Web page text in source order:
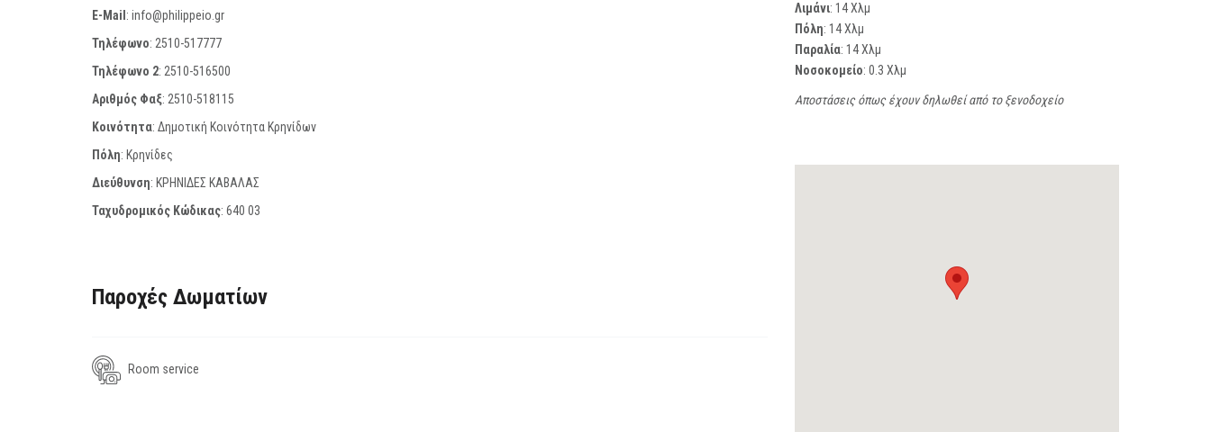
E-Mail : info@philippeio.gr
Τηλέφωνο: 2510-517777
Τηλέφωνο 2: 2510-516500
Αριθμός Φαξ: 2510-518115
Κοινότητα: Δημοτική Κοινότητα Κρηνίδων
Πόλη: Κρηνίδες
Διεύθυνση: ΚΡΗΝΙΔΕΣ ΚΑΒΑΛΑΣ
Ταχυδρομικός Κώδικας: 640 03
Παροχές Δωματίων
Room service
Λιμάνι: 14 Χλμ
Πόλη: 14 Χλμ
Παραλία: 14 Χλμ
Νοσοκομείο: 0.3 Χλμ
Αποστάσεις όπως έχουν δηλωθεί από το ξενοδοχείο